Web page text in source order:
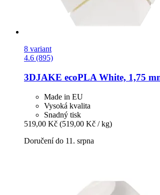
8 variant
4.6 (895)
3DJAKE ecoPLA White, 1,75
Made in EU
Vysoká kvalita
Snadný tisk
519,00 Kč (519,00 Kč / kg)
Doručení do 11. srpna